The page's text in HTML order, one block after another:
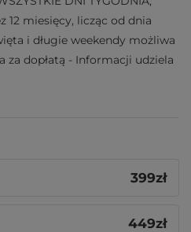
12 miesięcy, licząc od dnia
i długie weekendy możliwa
za dopłatą - Informacji udziela
399zł
449zł